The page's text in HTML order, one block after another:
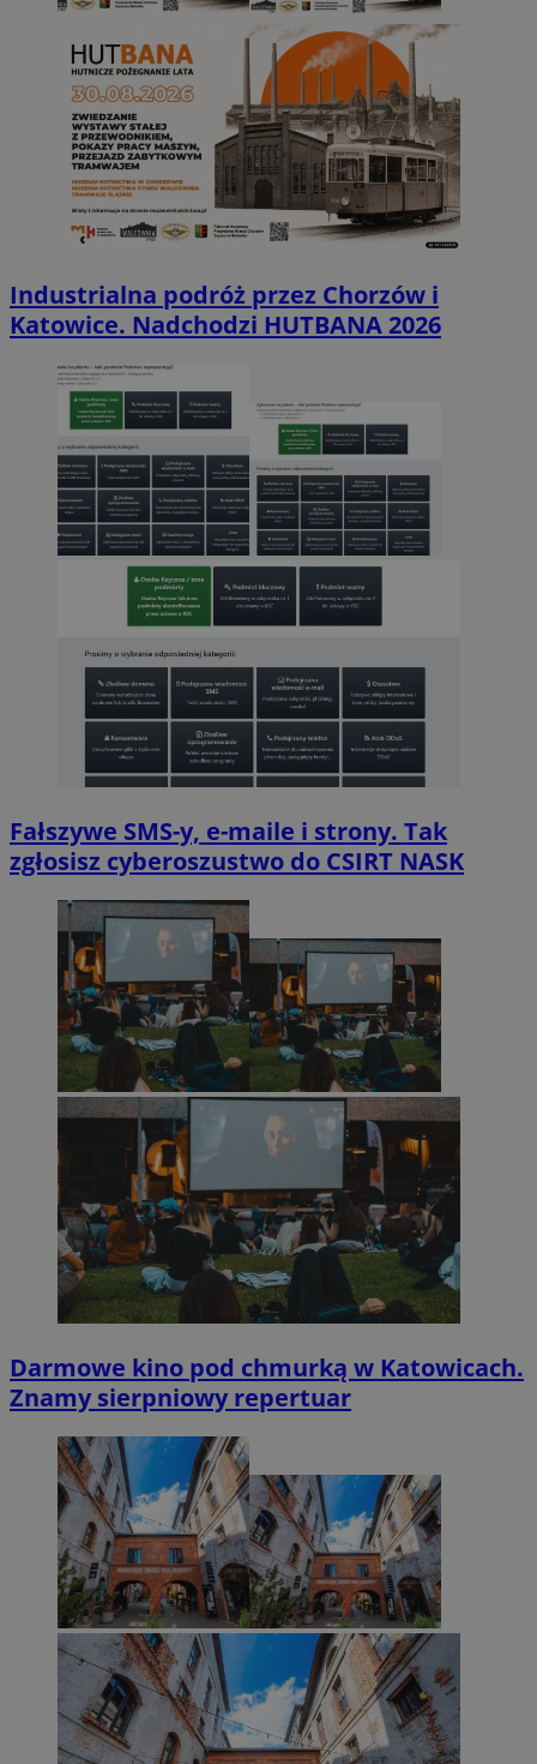
Industrialna podróż przez Chorzów i
Katowice. Nadchodzi HUTBANA 2026
Fałszywe SMS-y, e-maile i strony. Tak
zgłosisz cyberoszustwo do CSIRT NASK
Darmowe kino pod chmurką w Katowicach.
Znamy sierpniowy repertuar